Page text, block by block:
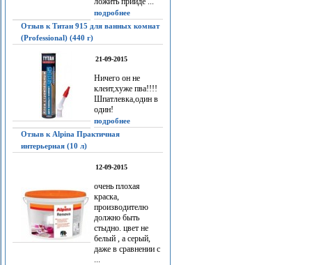
подробнее
Отзыв к Титан 915 для ванных комнат
(Professional) (440 г)
21-09-2015
Ничего он не
клеит,хуже пва!!!!
Шпатлевка,один в
один!
подробнее
Отзыв к Alpina Практичная
интерьерная (10 л)
12-09-2015
очень плохая
краска,
производителю
должно быть
стыдно. цвет не
белый , а серый,
даже в сравнении с
...